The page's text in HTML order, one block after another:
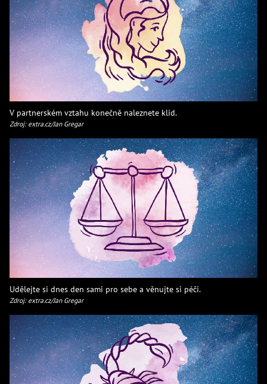
V partnerském vztahu konečně naleznete klid.
Zdroj: extra.cz/Jan Gregar
Udělejte si dnes den sami pro sebe a věnujte si péči.
Zdroj: extra.cz/Jan Gregar